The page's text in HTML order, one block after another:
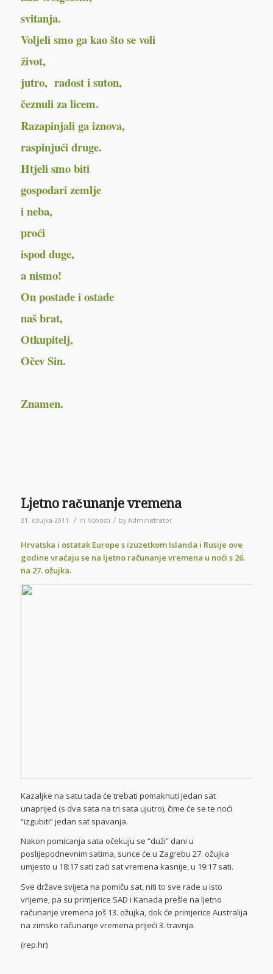
svitanja.
Voljeli smo ga kao što se voli
život,
jutro, radost i suton,
čeznuli za licem.
Razapinjali ga iznova,
raspinjući druge.
Htjeli smo biti
gospodari zemlje
i neba,
proći
ispod duge,
a nismo!
On postade i ostade
naš brat,
Otkupitelj,
Očev Sin.
Znamen.
Ljetno računanje vremena
21. ožujka 2011. / in Novosti / by Administrator
Hrvatska i ostatak Europe s izuzetkom Islanda i Rusije ove
godine vraćaju se na ljetno računanje vremena u noći s 26.
na 27. ožujka.
Kazaljke na satu tada će trebati pomaknuti jedan sat
unaprijed (s dva sata na tri sata ujutro), čime će se te noći
“izgubiti” jedan sat spavanja.
Nakon pomicanja sata očekuju se “duži” dani u
poslijepodnevnim satima, sunce će u Zagrebu 27. ožujka
umjesto u 18:17 sati zaći sat vremena kasnije, u 19:17 sati.
Sve države svijeta na pomiču sat, niti to sve rade u isto
vrijeme, pa su primjerice SAD i Kanada prešle na ljetno
računanje vremena još 13. ožujka, dok će primjerice Australija
na zimsko računanje vremena prijeći 3. travnja.
(rep.hr)